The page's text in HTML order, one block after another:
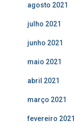
agosto 2021
julho 2021
junho 2021
maio 2021
abril 2021
março 2021
fevereiro 2021